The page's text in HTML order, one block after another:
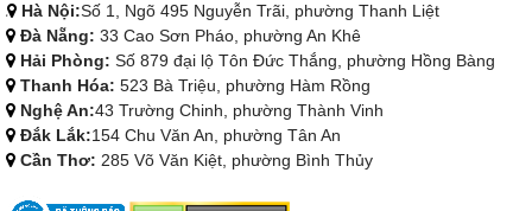
Hà Nội:Số 1, Ngõ 495 Nguyễn Trãi, phường Thanh Liệt
Đà Nẵng: 33 Cao Sơn Pháo, phường An Khê
Hải Phòng: Số 879 đại lộ Tôn Đức Thắng, phường Hồng Bàng
Thanh Hóa: 523 Bà Triệu, phường Hàm Rồng
Nghệ An:43 Trường Chinh, phường Thành Vinh
Đắk Lắk:154 Chu Văn An, phường Tân An
Cần Thơ: 285 Võ Văn Kiệt, phường Bình Thủy